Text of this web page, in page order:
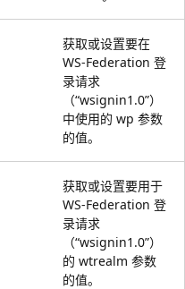
获取或设置要在
WS-Federation 登
录请求
（“wsignin1.0”）
中使用的 wp 参数
的值。
获取或设置要用于
WS-Federation 登
录请求
（“wsignin1.0”）
的 wtrealm 参数
的值。